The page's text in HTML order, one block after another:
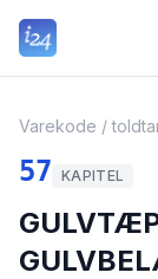
Varekode /
57 KAPITEL